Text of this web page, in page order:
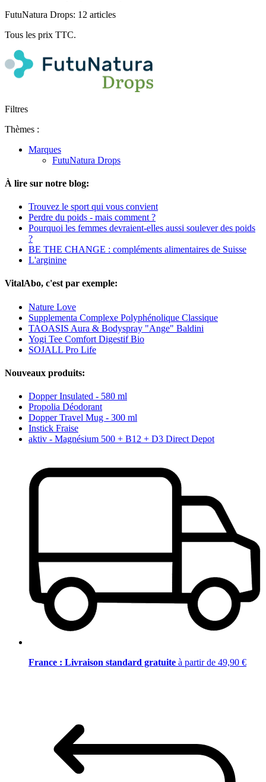
FutuNatura Drops: 12 articles
Tous les prix TTC.
Filtres
Thèmes :
Marques
FutuNatura Drops
À lire sur notre blog:
Trouvez le sport qui vous convient
Perdre du poids - mais comment ?
Pourquoi les femmes devraient-elles aussi soulever des poids
?
BE THE CHANGE : compléments alimentaires de Suisse
L'arginine
VitalAbo, c'est par exemple:
Nature Love
Supplementa Complexe Polyphénolique Classique
TAOASIS Aura & Bodyspray "Ange" Baldini
Yogi Tee Comfort Digestif Bio
SOJALL Pro Life
Nouveaux produits:
Dopper Insulated - 580 ml
Propolia Déodorant
Dopper Travel Mug - 300 ml
Instick Fraise
aktiv - Magnésium 500 + B12 + D3 Direct Depot
France : Livraison standard gratuite à partir de 49,90 €